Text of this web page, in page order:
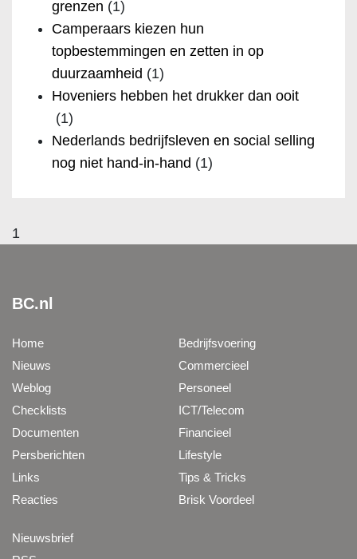
grenzen (1)
Camperaars kiezen hun
topbestemmingen en zetten in op
duurzaamheid (1)
Hoveniers hebben het drukker dan ooit
(1)
Nederlands bedrijfsleven en social selling
nog niet hand-in-hand (1)
1
BC.nl
Home
Nieuws
Weblog
Checklists
Documenten
Persberichten
Links
Reacties
Bedrijfsvoering
Commercieel
Personeel
ICT/Telecom
Financieel
Lifestyle
Tips & Tricks
Brisk Voordeel
Nieuwsbrief